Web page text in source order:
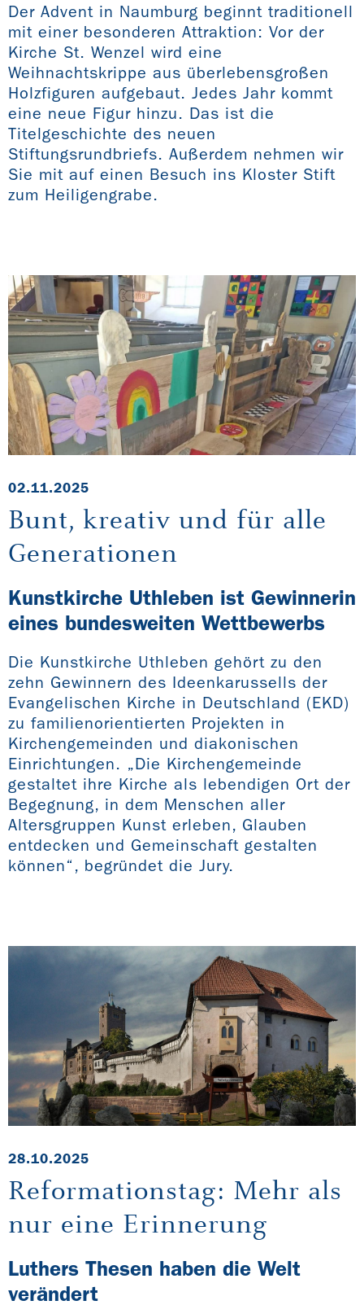
Der Advent in Naumburg beginnt traditionell
mit einer besonderen Attraktion: Vor der
Kirche St. Wenzel wird eine
Weihnachtskrippe aus überlebensgroßen
Holzfiguren aufgebaut. Jedes Jahr kommt
eine neue Figur hinzu. Das ist die
Titelgeschichte des neuen
Stiftungsrundbriefs. Außerdem nehmen wir
Sie mit auf einen Besuch ins Kloster Stift
zum Heiligengrabe.
02.11.2025
Bunt, kreativ und für alle
Generationen
Kunstkirche Uthleben ist Gewinnerin
eines bundesweiten Wettbewerbs
Die Kunstkirche Uthleben gehört zu den
zehn Gewinnern des Ideenkarussells der
Evangelischen Kirche in Deutschland (EKD)
zu familienorientierten Projekten in
Kirchengemeinden und diakonischen
Einrichtungen. „Die Kirchengemeinde
gestaltet ihre Kirche als lebendigen Ort der
Begegnung, in dem Menschen aller
Altersgruppen Kunst erleben, Glauben
entdecken und Gemeinschaft gestalten
können“, begründet die Jury.
28.10.2025
Reformationstag: Mehr als
nur eine Erinnerung
Luthers Thesen haben die Welt
verändert